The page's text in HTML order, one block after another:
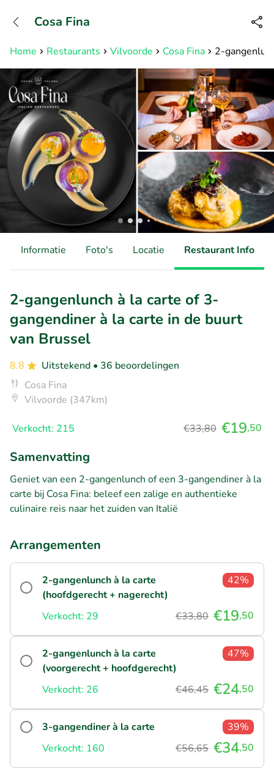
Bereikbaar tot 23:00 uur
Home Restaurants Vilvoorde Cosa Fina 2-
Cosa Fina
Informatie Foto's Locatie Restaurant Info
2-gangenlunch à la carte of 3-
gangendiner à la carte in de buurt
van Brussel
8.8 Uitstekend • 36 beoordelingen
Cosa Fina
Vilvoorde (347km)
Verkocht: 215 €33,80 €19,50
Samenvatting
Geniet van een 2-gangenlunch of een 3-gangendiner à la
carte bij Cosa Fina: beleef een zalige en authentieke
culinaire reis naar het zuiden van Italië
Arrangementen
2-gangenlunch à la carte
(hoofdgerecht + nagerecht)
42%
Verkocht: 29 €33,80 €19,50
2-gangenlunch à la carte
(voorgerecht + hoofdgerecht)
47%
Verkocht: 26 €46,45 €24,50
3-gangendiner à la carte
39%
Verkocht: 160
€56,65 €34,50